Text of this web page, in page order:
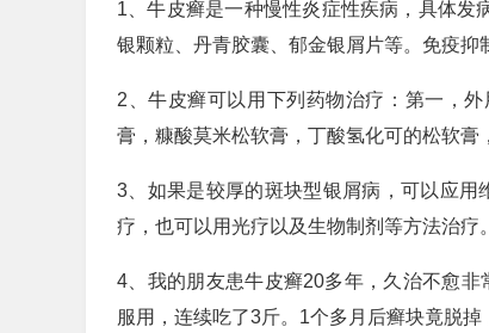
1、牛皮癣是一种慢性炎症性疾病，具体发
银颗粒、丹青胶囊、郁金银屑片等。免疫抑
2、牛皮癣可以用下列药物治疗：第一，
膏，糠酸莫米松软膏，丁酸氢化可的松软膏
3、如果是较厚的斑块型银屑病，可以应
疗，也可以用光疗以及生物制剂等方法治疗
4、我的朋友患牛皮癣20多年，久治不愈
服用，连续吃了3斤。1个多月后癣块竟脱掉